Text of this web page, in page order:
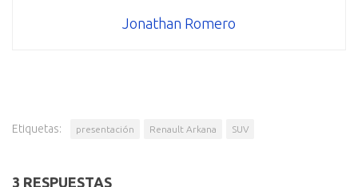
Jonathan Romero
Etiquetas: presentación Renault Arkana SUV
3 RESPUESTAS